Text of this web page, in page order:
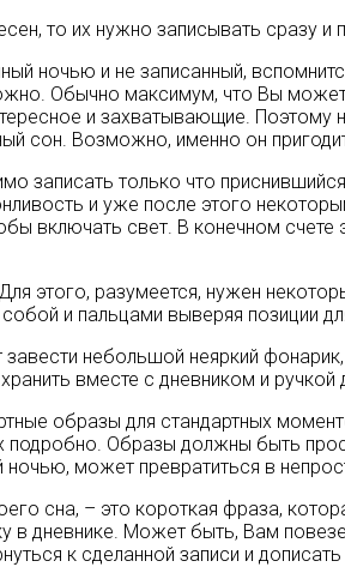
то их нужно записывать сразу
ночью и не записанный,
Обычно максимум, что Вы
и захватывающие. Поэтому
сон. Возможно, именно он
записать только что
и уже после этого
включать свет. В конечном
этого, разумеется, нужен
и пальцами выверяя позиции
небольшой неяркий
вместе с дневником и ручкой
образы для стандартных
подробно. Образы должны быть
может превратиться в
сна, – это короткая фраза,
дневнике. Может быть, Вам
к сделанной записи и